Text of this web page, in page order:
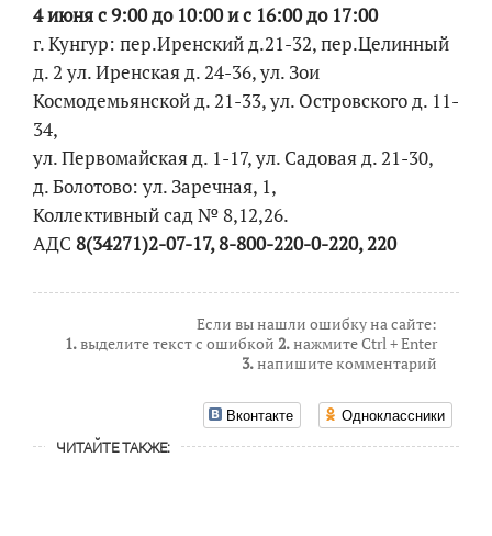
4 июня с 9:00 до 10:00 и с 16:00 до 17:00
г. Кунгур: пер.Иренский д.21-32, пер.Целинный
д. 2 ул. Иренская д. 24-36, ул. Зои
Космодемьянской д. 21-33, ул. Островского д. 11-
34,
ул. Первомайская д. 1-17, ул. Садовая д. 21-30,
д. Болотово: ул. Заречная, 1,
Коллективный сад № 8,12,26.
АДС 8(34271)2-07-17, 8-800-220-0-220, 220
Если вы нашли ошибку на сайте:
1.выделите текст с ошибкой 2.нажмите Ctrl + Enter
3.напишите комментарий
Вконтакте Одноклассники
ЧИТАЙТЕ ТАКЖЕ: